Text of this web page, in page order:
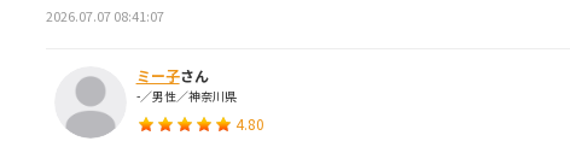
2026.07.07 08:41:07
ミー子さん
-／男性／神奈川県
4.80